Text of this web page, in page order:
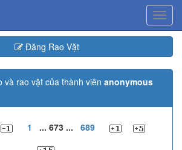
Đăng Rao Vặt
và rao vặt của thành viên anonymous
1 ... 673 ... 689